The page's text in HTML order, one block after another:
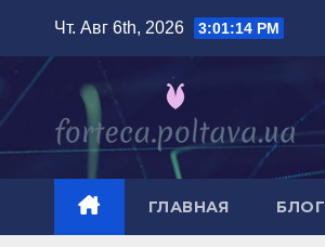
содержимому
Чт. Авг 6th, 2026 3:01:15 PM
ГЛАВНАЯ БЛОГ